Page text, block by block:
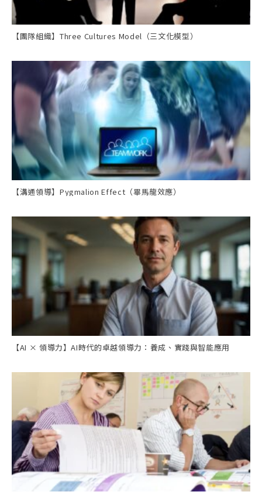
【團隊組織】Three Cultures Model（三文化模型）
【溝通領導】Pygmalion Effect（畢馬龍效應）
【AI × 領導力】AI時代的卓越領導力：養成、實踐與智能應用